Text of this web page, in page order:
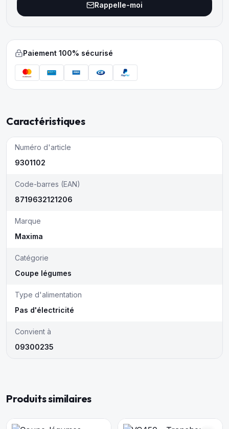
Rappelle-moi
Paiement 100% sécurisé
Caractéristiques
Numéro d'article
9301102
Code-barres (EAN)
8719632121206
Marque
Maxima
Catégorie
Coupe légumes
Type d'alimentation
Pas d'électricité
Convient à
09300235
Produits similaires